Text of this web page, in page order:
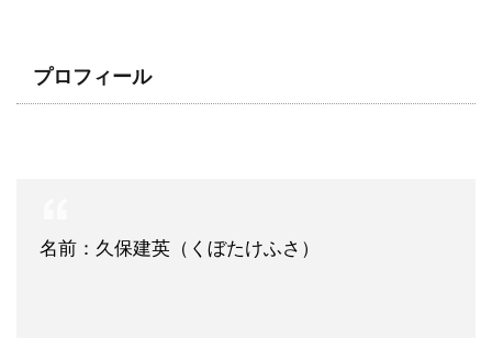
プロフィール
名前：久保建英（くぼたけふさ）